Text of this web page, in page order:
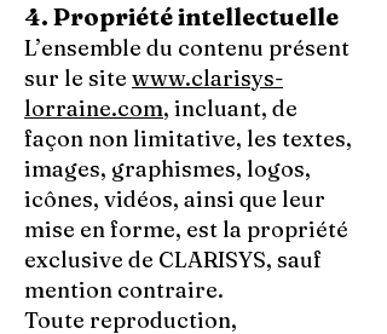
4. Propriété intellectuelle
L’ensemble du contenu présent
sur le site www.clarisys-
lorraine.com, incluant, de
façon non limitative, les textes,
images, graphismes, logos,
icônes, vidéos, ainsi que leur
mise en forme, est la propriété
exclusive de CLARISYS, sauf
mention contraire.
Toute reproduction,